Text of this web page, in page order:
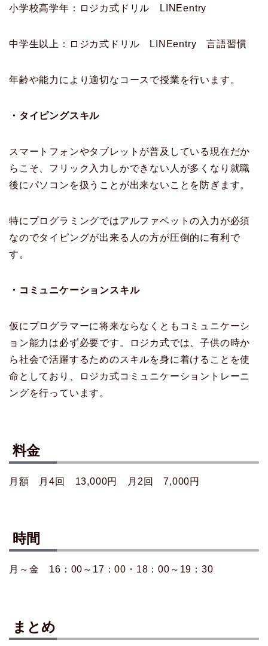
小学校高学年：ロジカ式ドリル LINEentry
中学生以上：ロジカ式ドリル LINEentry 言語習慣
年齢や能力により適切なコースで授業を行います。
・タイピングスキル
スマートフォンやタブレットが普及している現在だか
らこそ、フリック入力しかできない人が多くなり就職
後にパソコンを扱うことが出来ないことを防ぎます。
特にプログラミングではアルファベットの入力が必須
なのでタイピングが出来る人の方が圧倒的に有利で
す。
・コミュニケーションスキル
仮にプログラマーに将来ならなくともコミュニケーシ
ョン能力は必ず必要です。ロジカ式では、子供の時か
ら社会で活躍するためのスキルを身に着けることを使
命としており、ロジカ式コミュニケーショントレーニ
ングを行っています。
料金
月額 月4回 13,000円 月2回 7,000円
時間
月～金 16：00～17：00・18：00～19：30
まとめ